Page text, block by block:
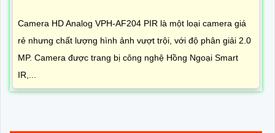
Camera HD Analog VPH-AF204 PIR là một loại camera giá
rẻ nhưng chất lượng hình ảnh vượt trội, với độ phân giải 2.0
MP. Camera được trang bị công nghệ Hồng Ngoại Smart
IR,...